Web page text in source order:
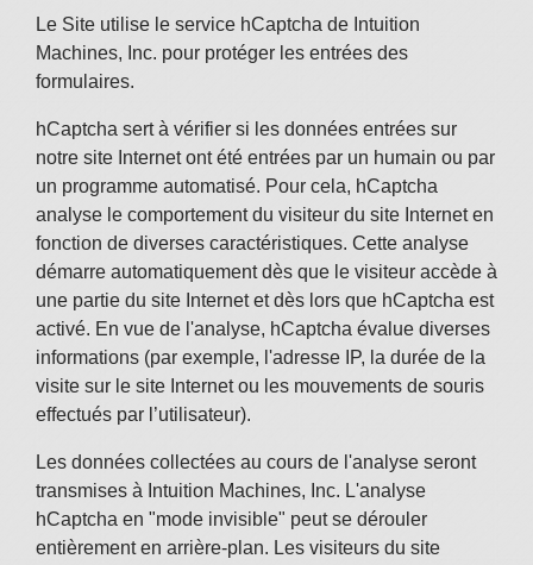
Le Site utilise le service hCaptcha de Intuition
Machines, Inc. pour protéger les entrées des
formulaires.
hCaptcha sert à vérifier si les données entrées sur
notre site Internet ont été entrées par un humain ou par
un programme automatisé. Pour cela, hCaptcha
analyse le comportement du visiteur du site Internet en
fonction de diverses caractéristiques. Cette analyse
démarre automatiquement dès que le visiteur accède à
une partie du site Internet et dès lors que hCaptcha est
activé. En vue de l'analyse, hCaptcha évalue diverses
informations (par exemple, l'adresse IP, la durée de la
visite sur le site Internet ou les mouvements de souris
effectués par l’utilisateur).
Les données collectées au cours de l'analyse seront
transmises à Intuition Machines, Inc. L'analyse
hCaptcha en "mode invisible" peut se dérouler
entièrement en arrière-plan. Les visiteurs du site